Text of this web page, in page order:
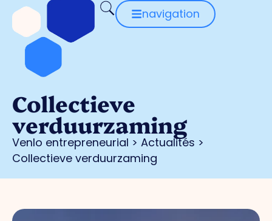
navigation
Collectieve
verduurzaming
Venlo entrepreneurial > Actualités >
Collectieve verduurzaming